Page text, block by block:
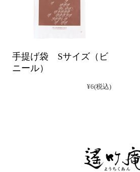
手提げ袋 Sサイズ（ビ
ニール）
¥6(税込)